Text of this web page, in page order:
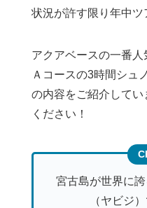
状況が許す限り年中ツ
アクアベースの一番人
Ａコースの3時間シュ
の内容をご紹介して
ください！
宮古島が世界に
（ヤビジ